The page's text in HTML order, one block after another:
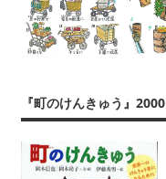
『町のけんきゅう』2000